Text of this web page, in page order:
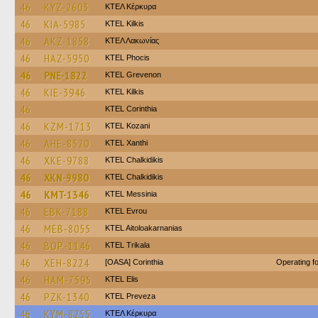
46 KYZ-2603 ΚΤΕΛ Κέρκυρα
46 KIA-5985 KTEL Kilkis
46 AKZ-1858 ΚΤΕΛ Λακωνίας
46 HAZ-5950 ΚΤΕL Phocis
46 PNE-1822 ΚΤΕL Grevenon
46 KIE-3946 KTEL Kilkis
46 KTEL Corinthia
46 KZM-1713 ΚΤΕL Kozani
46 AHE-8520 KTEL Xanthi
46 XKE-9788 ΚΤΕL Chalkidikis
46 XKN-9980 ΚΤΕL Chalkidikis
46 KMT-1346 KTEL Messinia
46 EBK-7188 KTEL Evrou
46 MEB-8055 KTEL Aitoloakarnanias
46 BOP-1146 ΚΤΕL Τrikala
46 XEH-8224 [OASA] Corinthia Operating
46 HAM-7595 KTEL Elis
46 PZK-1340 KTEL Preveza
46 KYM-8255 ΚΤΕΛ Κέρκυρα